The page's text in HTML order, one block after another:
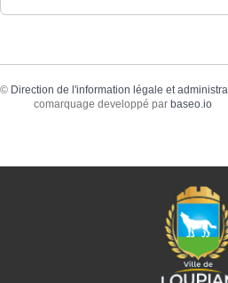
© Direction de l'information légale et
comarquage developpé par baseo.io